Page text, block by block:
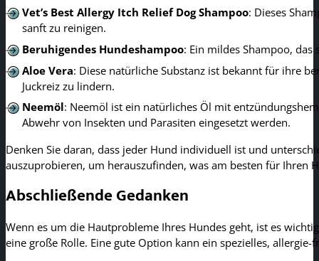
Vet’s Best Allergy Itch Relief Dog Shampoo: Dieses
sanft zu reinigen.
Beruhigendes Hundeshampoo: Ein mildes Shampoo,
Aloe Vera: Diese natürliche Substanz ist bekannt für ihre
Juckreiz zu lindern.
Neemöl: Neemöl ist ein natürliches Öl mit
Abwehr von Insekten und Parasiten eingesetzt werden.
Denken Sie daran, dass jeder Hund individuell ist und
auszuprobieren, um herauszufinden, was am besten für Ihren
Abschließende Gedanken
Wenn es um die Hautprobleme Ihres Hundes geht, ist es
eine große Rolle. Eine gute Option kann ein spezielles,